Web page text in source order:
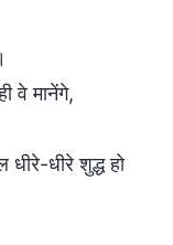
वे मानेंगे,
धीरे शुद्ध हो